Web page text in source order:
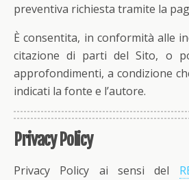
preventiva richiesta tramite la
È consentita, in conformità alle
citazione di parti del Sito, o
approfondimenti, a condizione
indicati la fonte e l’autore.
Privacy Policy
Privacy Policy ai sensi del